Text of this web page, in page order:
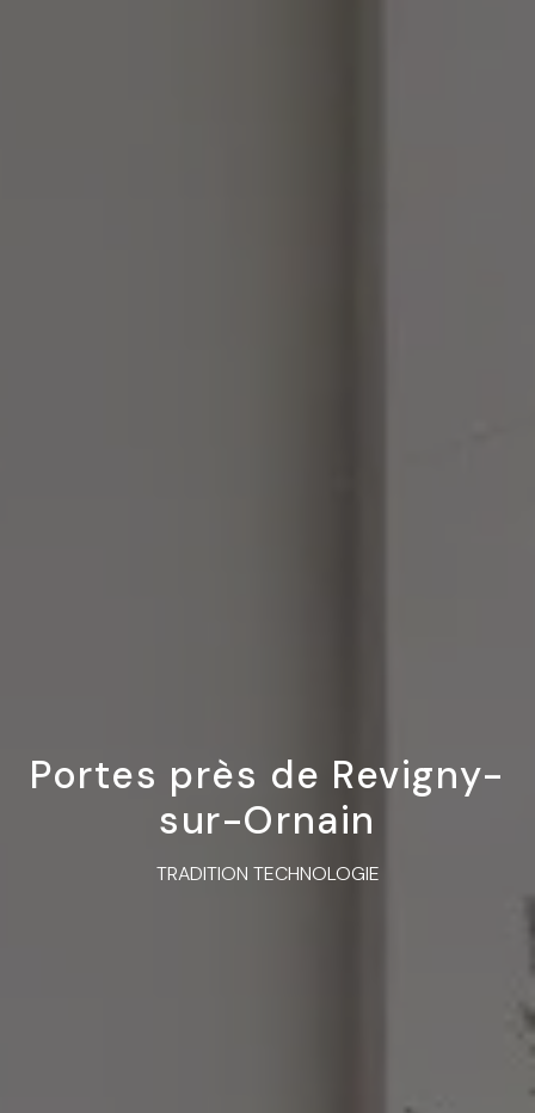
Portes près de Revigny-
sur-Ornain
TRADITION TECHNOLOGIE